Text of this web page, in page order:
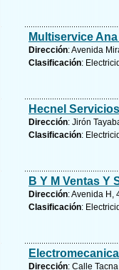
Multiservice
Dirección: Avenida
Clasificación:
Hecnel
Dirección: Jirón
Clasificación:
B Y M Ventas Y
Dirección: Avenida H,
Clasificación:
Dirección: Calle